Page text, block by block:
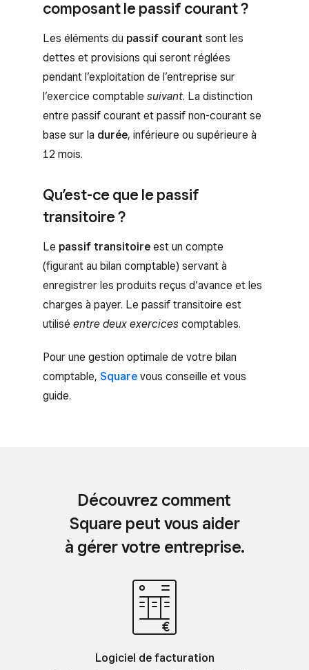
composant le passif courant ?
Les éléments du passif courant sont les
dettes et provisions qui seront réglées
pendant l’exploitation de l’entreprise sur
l’exercice comptable suivant. La distinction
entre passif courant et passif non-courant se
base sur la durée, inférieure ou supérieure à
12 mois.
Qu’est-ce que le passif
transitoire ?
Le passif transitoire est un compte
(figurant au bilan comptable) servant à
enregistrer les produits reçus d’avance et les
charges à payer. Le passif transitoire est
utilisé entre deux exercices comptables.
Pour une gestion optimale de votre bilan
comptable, Square vous conseille et vous
guide.
Découvrez comment
Square peut vous aider
à gérer votre entreprise.
Logiciel de facturation